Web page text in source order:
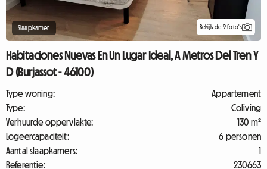
Slaapkamer Bekijk de 9 foto's
Habitaciones Nuevas En Un Lugar Ideal, A Metros Del Tren Y
D (Burjassot - 46100)
Type woning:
Appartement
Type:
Coliving
Verhuurde oppervlakte:
130 m²
Logeercapaciteit:
6 personen
Aantal slaapkamers:
1
Referentie:
230663